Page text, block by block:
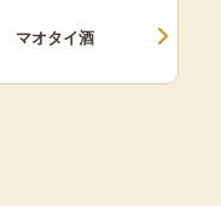
マオタイ酒